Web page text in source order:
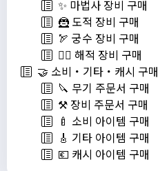
✨ 마법사 장비 구매
🦹 도적 장비 구매
🏹 궁수 장비 구매
🏴‍☠️ 해적 장비 구매
🤝 소비・기타・캐시 구매
🔪 무기 주문서 구매
⚒️ 장비 주문서 구매
🍼 소비 아이템 구매
🎸 기타 아이템 구매
💶 캐시 아이템 구매